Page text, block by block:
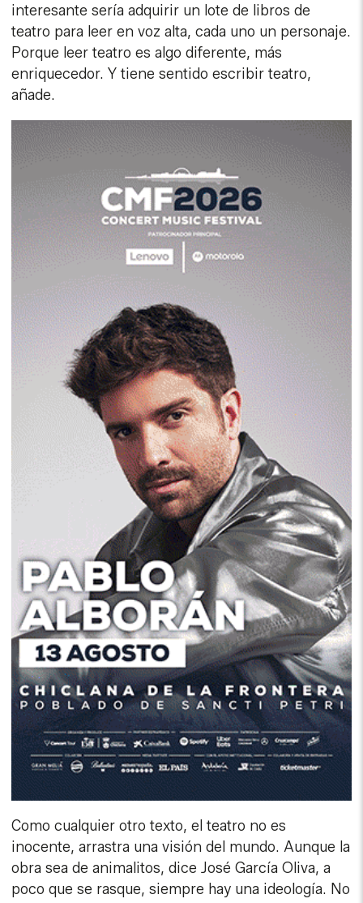
interesante sería adquirir un lote de libros de
teatro para leer en voz alta, cada uno un personaje.
Porque leer teatro es algo diferente, más
enriquecedor. Y tiene sentido escribir teatro,
añade.
Como cualquier otro texto, el teatro no es
inocente, arrastra una visión del mundo. Aunque la
obra sea de animalitos, dice José García Oliva, a
poco que se rasque, siempre hay una ideología. No